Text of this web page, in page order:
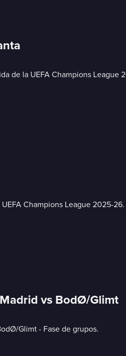
de la UEFA Champions
Champions League 2025-
vs BodØ/Glimt
Glimt - Fase de grupos.